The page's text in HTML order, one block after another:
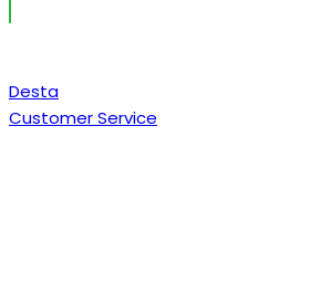
Desta
Customer Service